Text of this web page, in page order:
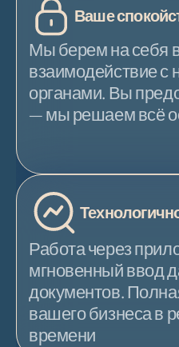
Ваше
Мы берем на себя
взаимодействие с
органами. Вы
— мы решаем всё
Работа через
мгновенный ввод
документов.
вашего бизнеса в
времени